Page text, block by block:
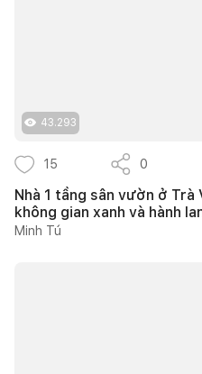
43.293
15 0
Nhà 1 tầng sân vườn ở Trà
không gian xanh và hành
Minh Tú